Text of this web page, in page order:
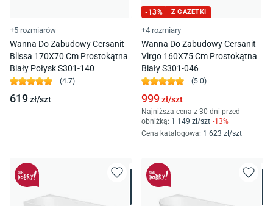
+5 rozmiarów
Wanna Do Zabudowy Cersanit
Blissa 170X70 Cm Prostokątna
Biały Połysk S301-140
(4.7)
619zł/szt
-13% Z GAZETKI
+4 rozmiary
Wanna Do Zabudowy Cersanit
Virgo 160X75 Cm Prostokątna
Biały S301-046
(5.0)
999zł/szt
Najniższa cena z 30 dni przed
obniżką: 1 149 zł/szt -13%
Cena katalogowa: 1 623 zł/szt